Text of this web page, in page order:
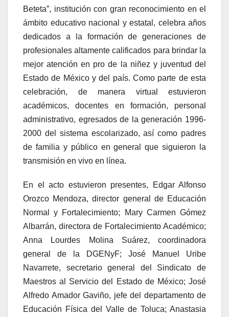
Beteta”, institución con gran reconocimiento en el
ámbito educativo nacional y estatal, celebra años
dedicados a la formación de generaciones de
profesionales altamente calificados para brindar la
mejor atención en pro de la niñez y juventud del
Estado de México y del país. Como parte de esta
celebración, de manera virtual estuvieron
académicos, docentes en formación, personal
administrativo, egresados de la generación 1996-
2000 del sistema escolarizado, así como padres
de familia y público en general que siguieron la
transmisión en vivo en línea.
En el acto estuvieron presentes, Edgar Alfonso
Orozco Mendoza, director general de Educación
Normal y Fortalecimiento; Mary Carmen Gómez
Albarrán, directora de Fortalecimiento Académico;
Anna Lourdes Molina Suárez, coordinadora
general de la DGENyF; José Manuel Uribe
Navarrete, secretario general del Sindicato de
Maestros al Servicio del Estado de México; José
Alfredo Amador Gaviño, jefe del departamento de
Educación Física del Valle de Toluca; Anastasia